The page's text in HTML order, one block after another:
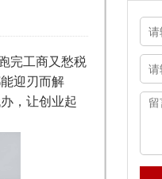
完工商又愁税
迎刃而解
，让创业起